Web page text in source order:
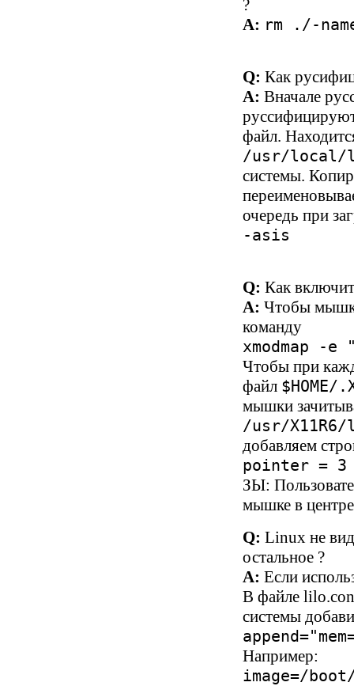
?
A: rm ./-
Q:Как
A:Вначале
файл.
/usr/local/
системы.
очередь при
-asis
Q:Как
A:Чтобы
команду
xmodmap -
Чтобы при
файл $HOME/
мышки
/usr/
добавляем
pointer = 3
ЗЫ:
мышке в
Q:Linux не
остальное ?
A:Если
В файле
системы
Например:
image=/